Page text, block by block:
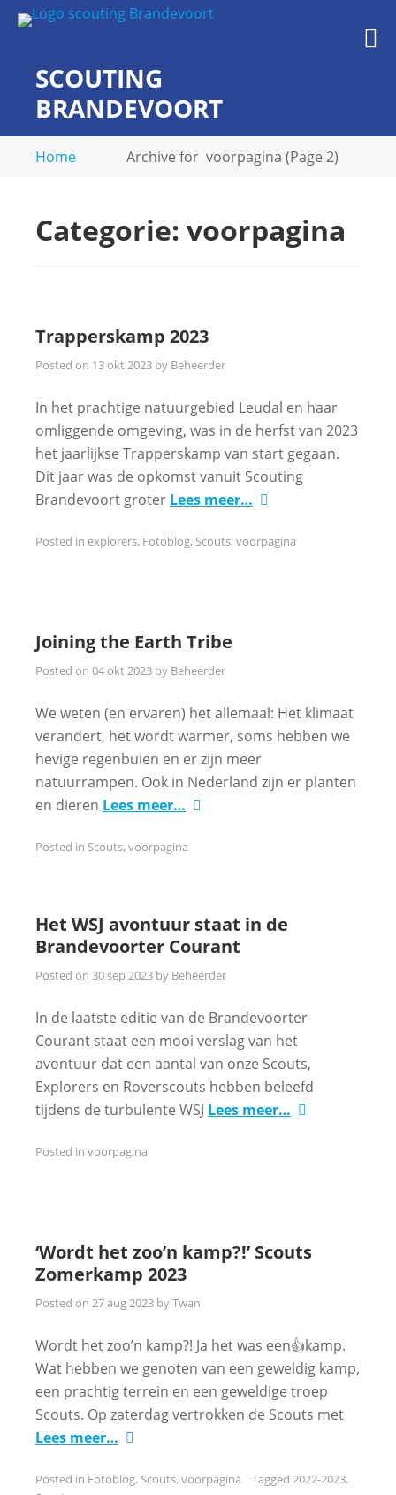
Skip
SCOUTING
BRANDEVOORT
midden in de wijk
Home Archive for voorpagina (Page 2)
Categorie: voorpagina
Trapperskamp 2023
Posted on 13 okt 2023 by Beheerder
In het prachtige natuurgebied Leudal en haar
omliggende omgeving, was in de herfst van 2023
het jaarlijkse Trapperskamp van start gegaan.
Dit jaar was de opkomst vanuit Scouting
Brandevoort groter Lees meer…
Posted in explorers, Fotoblog, Scouts, voorpagina
Joining the Earth Tribe
Posted on 04 okt 2023 by Beheerder
We weten (en ervaren) het allemaal: Het klimaat
verandert, het wordt warmer, soms hebben we
hevige regenbuien en er zijn meer
natuurrampen. Ook in Nederland zijn er planten
en dieren Lees meer…
Posted in Scouts, voorpagina
Het WSJ avontuur staat in de
Brandevoorter Courant
Posted on 30 sep 2023 by Beheerder
In de laatste editie van de Brandevoorter
Courant staat een mooi verslag van het
avontuur dat een aantal van onze Scouts,
Explorers en Roverscouts hebben beleefd
tijdens de turbulente WSJ Lees meer…
Posted in voorpagina
‘Wordt het zoo’n kamp?!’ Scouts
Zomerkamp 2023
Posted on 27 aug 2023 byTwan
Wordt het zoo’n kamp?! Ja het was een👍kamp.
Wat hebben we genoten van een geweldig kamp,
een prachtig terrein en een geweldige troep
Scouts. Op zaterdag vertrokken de Scouts met
Lees meer…
Posted in Fotoblog, Scouts, voorpagina Tagged 2022-2023,